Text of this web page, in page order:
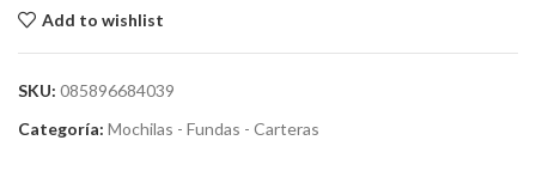
Add to wishlist
SKU: 085896684039
Categoría: Mochilas - Fundas - Carteras